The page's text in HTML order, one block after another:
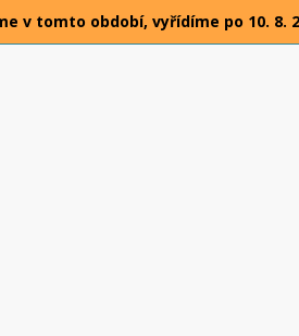
v tomto období, vyřídíme po 10. 8.